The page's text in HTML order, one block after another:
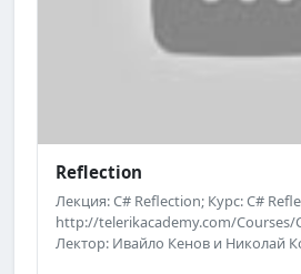
Reflection
Лекция: C# Reflection; Курс: C#
http://telerikacademy.com/Courses/
Лектор: Ивайло Кенов и Николай